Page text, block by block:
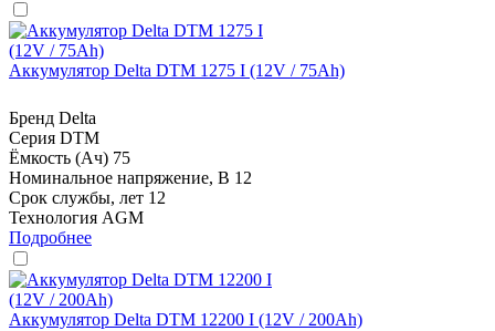
Аккумулятор Delta DTM 1275 I (12V / 75Ah)
Бренд Delta
Серия DTM
Ёмкость (Ач) 75
Номинальное напряжение, В 12
Срок службы, лет 12
Технология AGM
Подробнее
Аккумулятор Delta DTM 12200 I (12V / 200Ah)